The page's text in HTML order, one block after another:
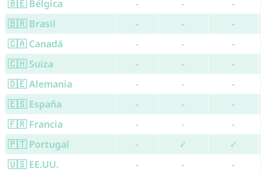
🇧🇪 Bélgica
- -
-
🇧🇷 Brasil
- -
-
🇨🇦 Canadá
- -
-
🇨🇭 Suiza
- -
-
🇩🇪 Alemania
- -
-
🇪🇸 España
- -
-
🇫🇷 Francia
- -
-
🇵🇹 Portugal
- ✓
✓
🇺🇸 EE.UU.
- - -